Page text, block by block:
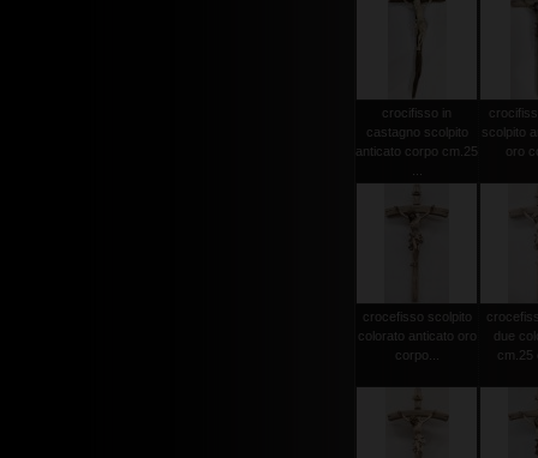
crocifisso in
castagno scolpito
anticato corpo cm.25
scolpito
oro
crocefisso scolpito
colorato anticato oro
corpo...
due
cm.25